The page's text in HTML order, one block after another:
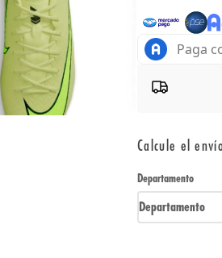
Calcule el
Departamento
Departamento